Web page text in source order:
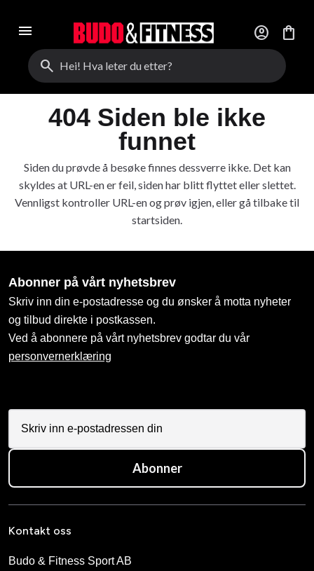
menu account_circle
shopping_bag
search
404 Siden ble ikke
funnet
Siden du prøvde å besøke finnes dessverre ikke. Det kan
skyldes at URL-en er feil, siden har blitt flyttet eller slettet.
Vennligst kontroller URL-en og prøv igjen, eller gå tilbake til
startsiden.
Abonner på vårt nyhetsbrev
Skriv inn din e-postadresse og du ønsker å motta nyheter
og tilbud direkte i postkassen.
Ved å abonnere på vårt nyhetsbrev godtar du vår
personvernerklæring
Abonner
Kontakt oss
Budo & Fitness Sport AB